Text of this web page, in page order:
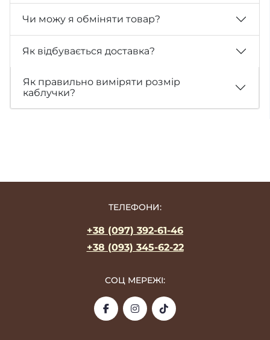
Чи можу я обміняти товар?
Як відбувається доставка?
Як правильно виміряти розмір
каблучки?
ТЕЛЕФОНИ:
+38 (097) 392-61-46
+38 (093) 345-62-22
СОЦ МЕРЕЖІ: